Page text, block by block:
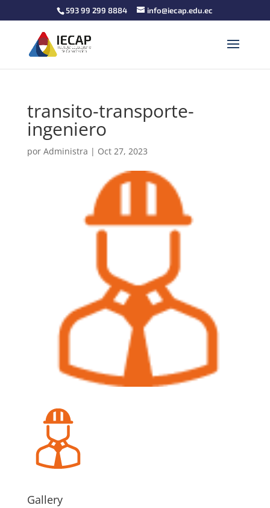
593 99 299 8884 info@iecap.edu.ec
transito-transporte-
ingeniero
por Administra | Oct 27, 2023
Gallery